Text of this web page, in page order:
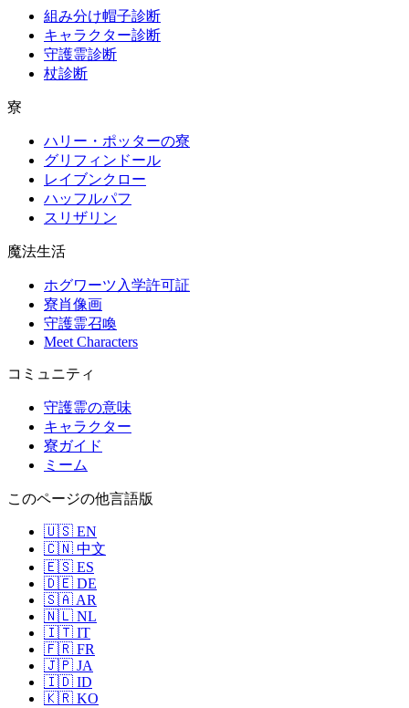
組み分け帽子診断
キャラクター診断
守護霊診断
杖診断
寮
ハリー・ポッターの寮
グリフィンドール
レイブンクロー
ハッフルパフ
スリザリン
魔法生活
ホグワーツ入学許可証
寮肖像画
守護霊召喚
Meet Characters
コミュニティ
守護霊の意味
キャラクター
寮ガイド
ミーム
このページの他言語版
🇺🇸 EN
🇨🇳 中文
🇪🇸 ES
🇩🇪 DE
🇸🇦 AR
🇳🇱 NL
🇮🇹 IT
🇫🇷 FR
🇯🇵 JA
🇮🇩 ID
🇰🇷 KO